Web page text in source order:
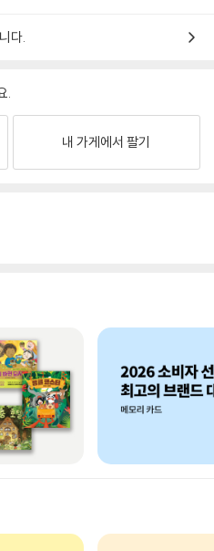
다.
.
내 가게에서 팔기